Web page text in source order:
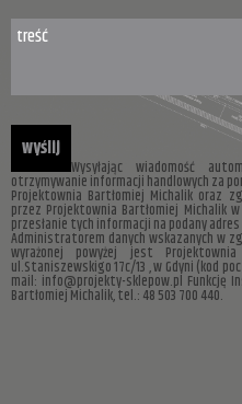
Wysyłając wiadomość
otrzymywanie informacji handlowych za
Projektownia Bartłomiej Michalik oraz
przez Projektownia Bartłomiej Michalik
przesłanie tych informacji na podany
Administratorem danych wskazanych w
wyrażonej powyżej jest
ul.Staniszewskigo 17c/13 , w Gdyni (kod
mail: info@projekty-sklepow.pl Funkcję
Bartłomiej Michalik, tel.: 48 503 700 440.